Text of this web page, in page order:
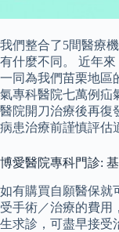
我們整合了5間醫療
有什麼不同。 近年來
一同為我們苗栗地區
氣專科醫院七萬例疝
醫院開刀治療後再復
病患治療前謹慎評估
博愛醫院專科門診:
如有購買自願醫保就
受手術／治療的費用
生求診，可盡早接受